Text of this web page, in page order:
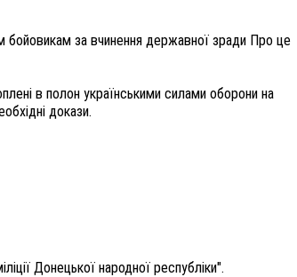
бойовикам за вчинення державної зради Про це
в полон українськими силами оборони на
докази.
Донецької народної республіки".